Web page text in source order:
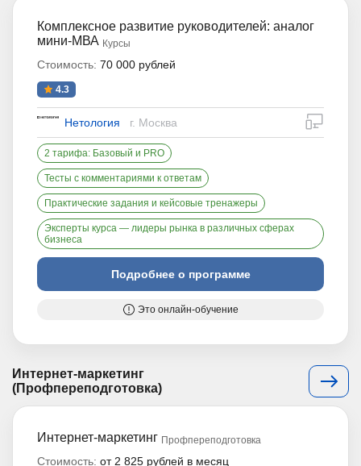
Комплексное развитие руководителей: аналог
мини-МВА Курсы
Стоимость: 70 000 рублей
4.3
Нетология г. Москва
2 тарифа: Базовый и PRO
Тесты с комментариями к ответам
Практические задания и кейсовые тренажеры
Эксперты курса — лидеры рынка в различных сферах
бизнеса
Подробнее о программе
Это онлайн-обучение
Интернет-маркетинг
(Профпереподготовка)
Интернет-маркетинг Профпереподготовка
Стоимость: от 2 825 рублей в месяц